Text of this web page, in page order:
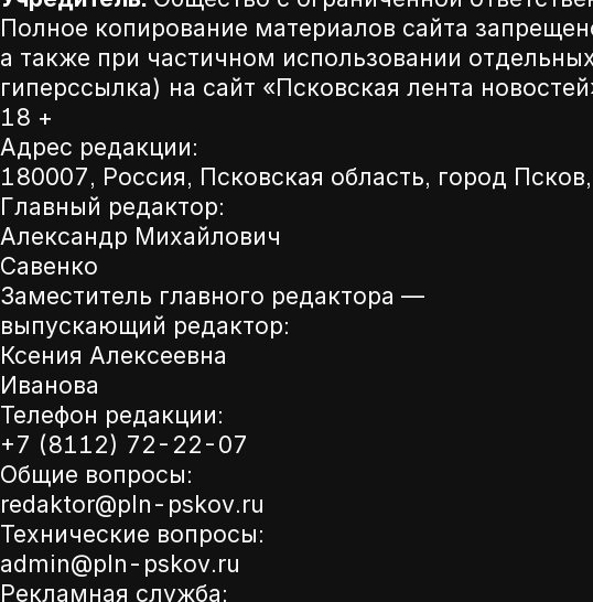
Полное копирование материалов сайта
а также при частичном использовании
гиперссылка) на сайт «Псковская лента
18 +
Адрес редакции:
180007, Россия, Псковская область, город
Главный редактор:
Александр Михайлович
Савенко
Заместитель главного редактора —
выпускающий редактор:
Ксения Алексеевна
Иванова
Телефон редакции:
+7 (8112) 72-22-07
Общие вопросы:
redaktor@pln-pskov.ru
Технические вопросы:
admin@pln-pskov.ru
Рекламная служба: